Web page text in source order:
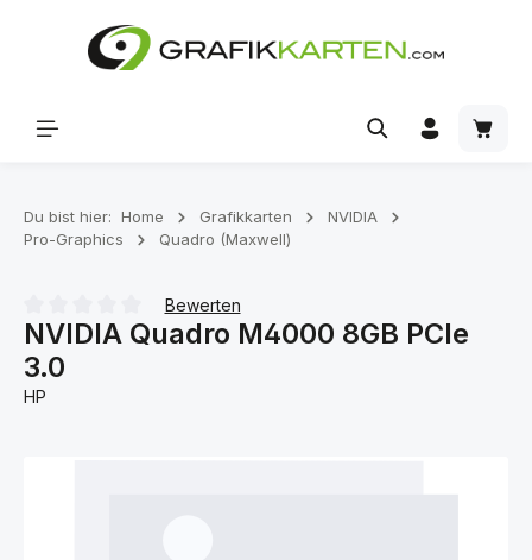
Zum Hauptinhalt springen
Du bist hier: Home Grafikkarten
NVIDIA
Pro-Graphics
Quadro (Maxwell)
Durchschnittliche Bewertung von 0 von 5 Sternen
Bewerten
NVIDIA Quadro M4000 8GB PCIe
3.0
HP